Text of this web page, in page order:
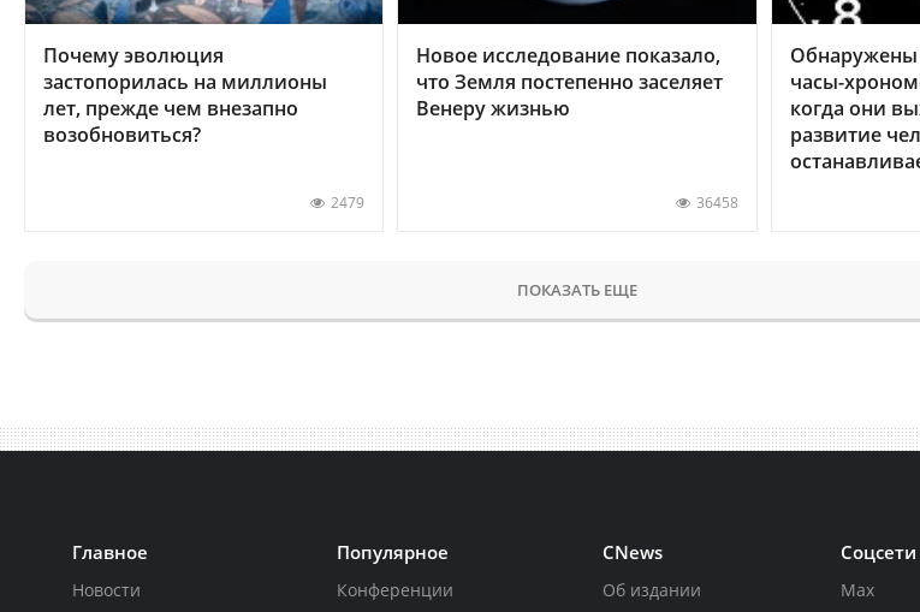
Почему эволюция
застопорилась на миллионы
лет, прежде чем внезапно
возобновиться?
2479
Новое исследование показало,
что Земля постепенно заселяет
Венеру жизнью
36458
Обнаружены
часы-
когда они
развитие
ПОКАЗАТЬ ЕЩЕ
Главное
Новости
Популярное
Конференции
CNews
Об издании
Соцсети
Max